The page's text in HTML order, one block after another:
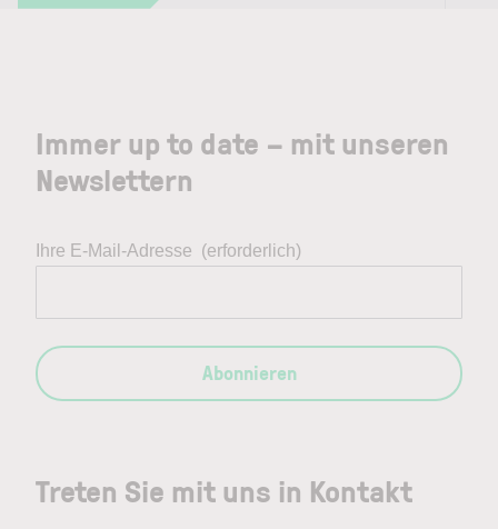
Treten Sie mit uns in Kontakt
Immer up to date – mit unseren
Newslettern
Ihre E-Mail-Adresse (erforderlich)
Abonnieren